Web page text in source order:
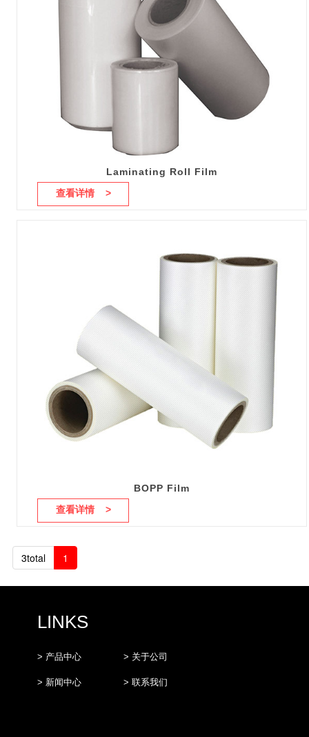
Laminating Roll Film
查看详情 >
BOPP Film
查看详情 >
3total 1
LINKS
> 产品中心 > 关于公司
> 新闻中心 > 联系我们